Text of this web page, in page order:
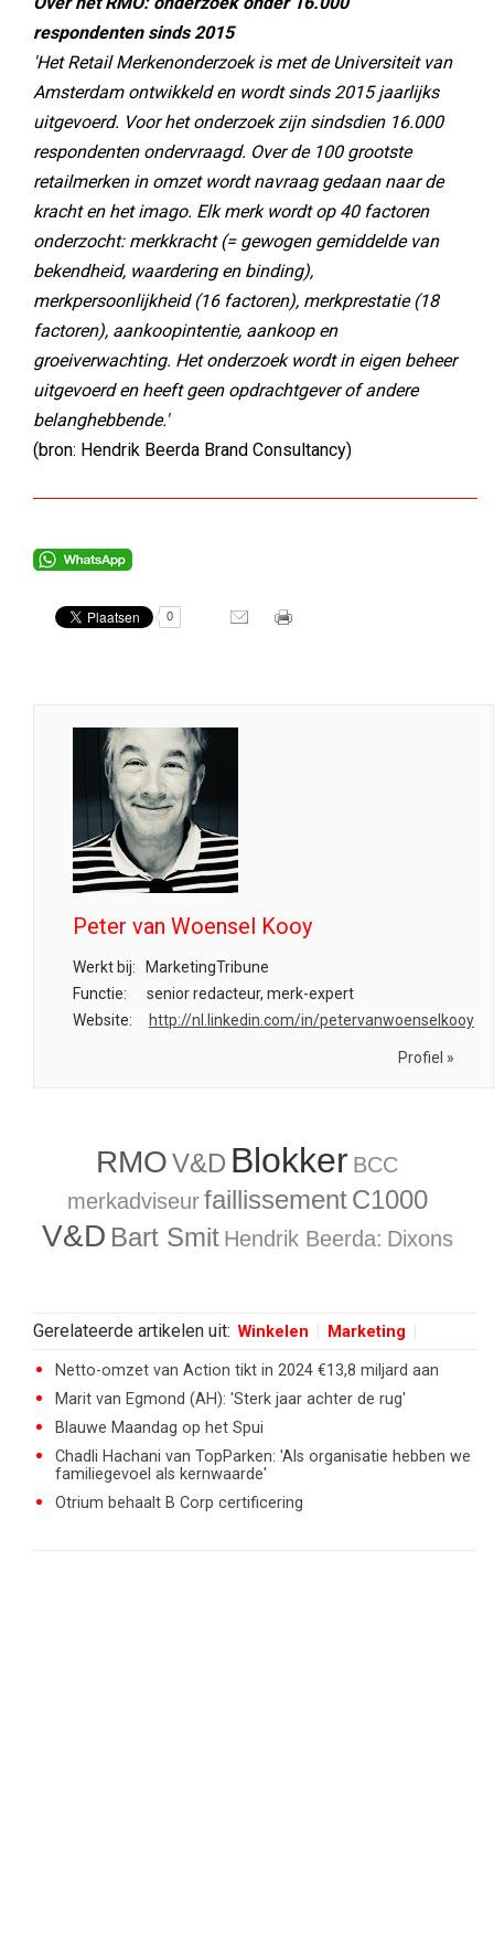
respondenten sinds 2015
'Het Retail Merkenonderzoek is met de Universiteit van
Amsterdam ontwikkeld en wordt sinds 2015 jaarlijks
uitgevoerd. Voor het onderzoek zijn sindsdien 16.000
respondenten ondervraagd. Over de 100 grootste
retailmerken in omzet wordt navraag gedaan naar de
kracht en het imago. Elk merk wordt op 40 factoren
onderzocht: merkkracht (= gewogen gemiddelde van
bekendheid, waardering en binding),
merkpersoonlijkheid (16 factoren), merkprestatie (18
factoren), aankoopintentie, aankoop en
groeiverwachting. Het onderzoek wordt in eigen beheer
uitgevoerd en heeft geen opdrachtgever of andere
belanghebbende.'
(bron: Hendrik Beerda Brand Consultancy)
0
Peter van Woensel Kooy
Werkt bij:
MarketingTribune
Functie:
senior redacteur, merk-expert
Website:
http://nl.linkedin.com/in/petervanwoenselkooy
Profiel »
RMOV&D Blokker BCC
merkadviseur faillissement C1000
V&D Bart Smit Hendrik Beerda: Dixons
Gerelateerde artikelen uit: Winkelen Marketing
Netto-omzet van Action tikt in 2024 €13,8 miljard aan
Marit van Egmond (AH): 'Sterk jaar achter de rug'
Blauwe Maandag op het Spui
Chadli Hachani van TopParken: 'Als organisatie hebben we
familiegevoel als kernwaarde'
Otrium behaalt B Corp certificering